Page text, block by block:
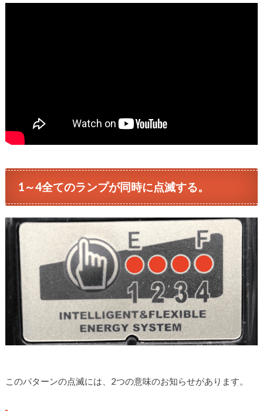
1～4全てのランプが同時に点滅する。
このパターンの点滅には、2つの意味のお知らせがあります。